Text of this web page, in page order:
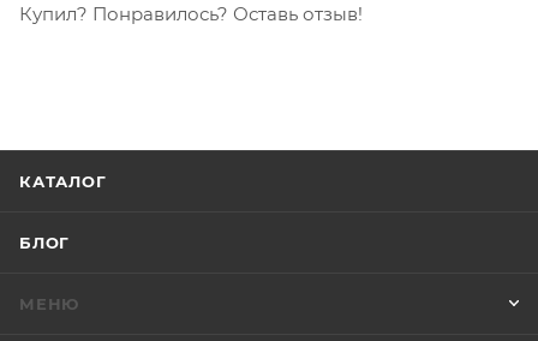
Купил? Понравилось? Оставь отзыв!
КАТАЛОГ
БЛОГ
МЕНЮ